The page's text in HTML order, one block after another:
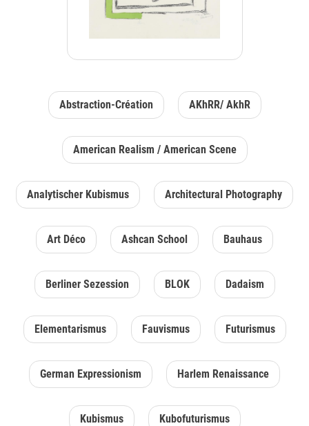
Abstraction-Création AKhRR/ AkhR
American Realism / American Scene
Analytischer Kubismus Architectural Photography
Art Déco Ashcan School Bauhaus
Berliner Sezession BLOK Dadaism
Elementarismus Fauvismus Futurismus
German Expressionism Harlem Renaissance
Kubismus Kubofuturismus